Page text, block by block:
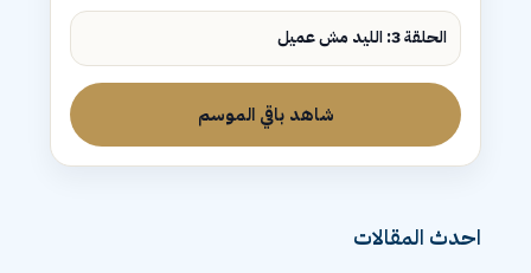
الحلقة 3: الليد مش عميل
شاهد باقي الموسم
احدث المقالات